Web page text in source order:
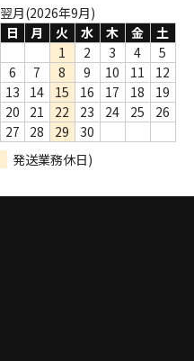
翌月(2026年9月)
日
月 火 水 木 金
土
1
2 3 4
5
6
7 8 9 10 11
12
13
14 15 16 17 18
19
20
21 22 23 24 25
26
27
28 29
30
発送業務休日)